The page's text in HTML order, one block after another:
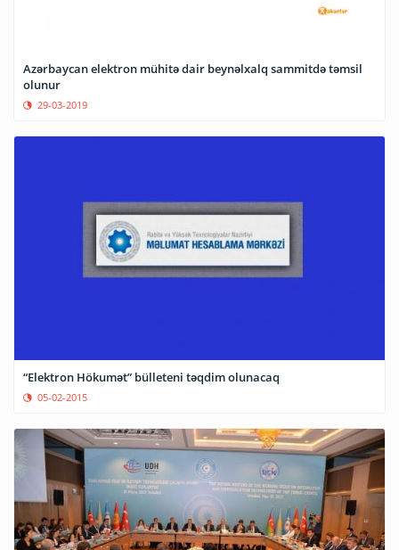
Azərbaycan elektron mühitə dair beynəlxalq sammitdə təmsil
olunur
29-03-2019
“Elektron Hökumət” bülleteni təqdim olunacaq
05-02-2015